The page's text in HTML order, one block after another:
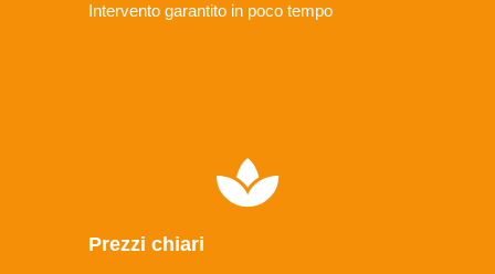
Intervento garantito in poco tempo
Prezzi chiari